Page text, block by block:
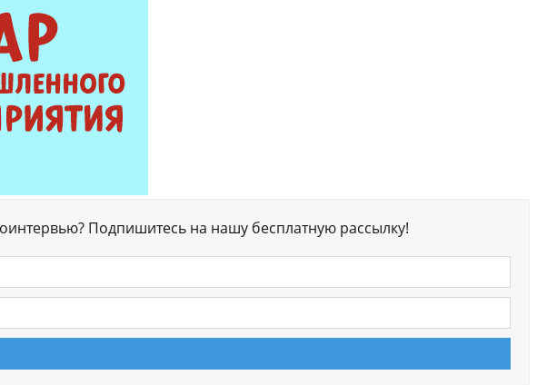
Подпишитесь на нашу бесплатную рассылку!